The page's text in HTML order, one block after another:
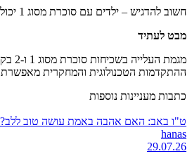
חשוב להדגיש – ילדים עם סוכרת מסוג 1 יכולים לנהל אורח חיים מלא ופעיל. לעסוק בכל מקצוע שיחפצו בו, להתנדב לצבא ולקחת חלק בכל סוגי הספורט.
מבט לעתיד
ההתקדמות הטכנולוגית והמחקרית מאפשרת
כתבות מעניינות נוספות
ט"ו באב: האם אהבה באמת עושה טוב ללב?
hanas
29.07.26